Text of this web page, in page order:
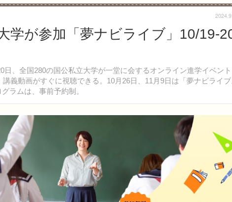
学が参加「夢ナビライブ」10/19-
、全国280の国公私立大学が一堂に会するオンライン進学イベン
義動画がすぐに視聴できる。10月26日、11月9日は「夢ナビライ
ラムは、事前予約制。